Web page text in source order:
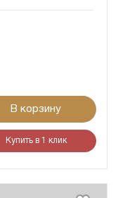
В корзину
Купить в 1 клик